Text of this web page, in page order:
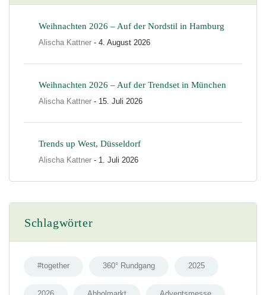
Weihnachten 2026 – Auf der Nordstil in Hamburg
Alischa Kattner - 4. August 2026
Weihnachten 2026 – Auf der Trendset in München
Alischa Kattner - 15. Juli 2026
Trends up West, Düsseldorf
Alischa Kattner - 1. Juli 2026
Schlagwörter
#together 360° Rundgang 2025